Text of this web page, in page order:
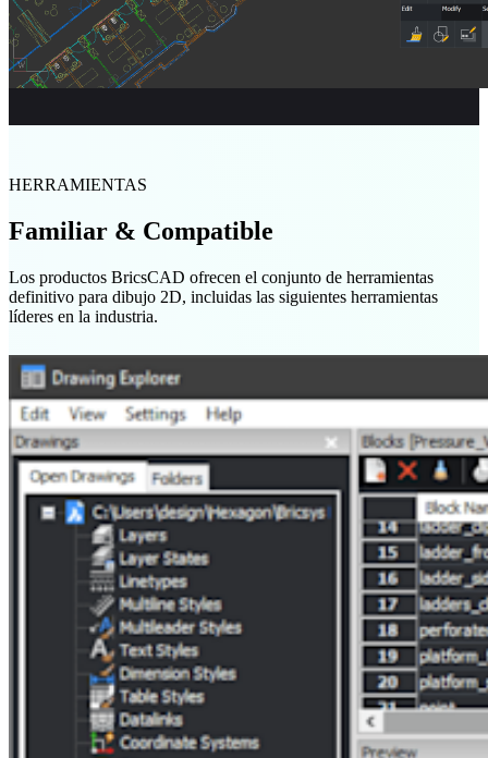
HERRAMIENTAS
Familiar & Compatible
Los productos BricsCAD ofrecen el conjunto de herramientas
definitivo para dibujo 2D, incluidas las siguientes herramientas
líderes en la industria.